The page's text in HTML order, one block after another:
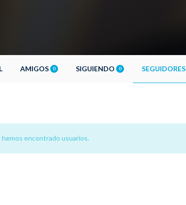
AMIGOS 0 SIGUIENDO 0 SEGUIDORES
encontrado usuarios.